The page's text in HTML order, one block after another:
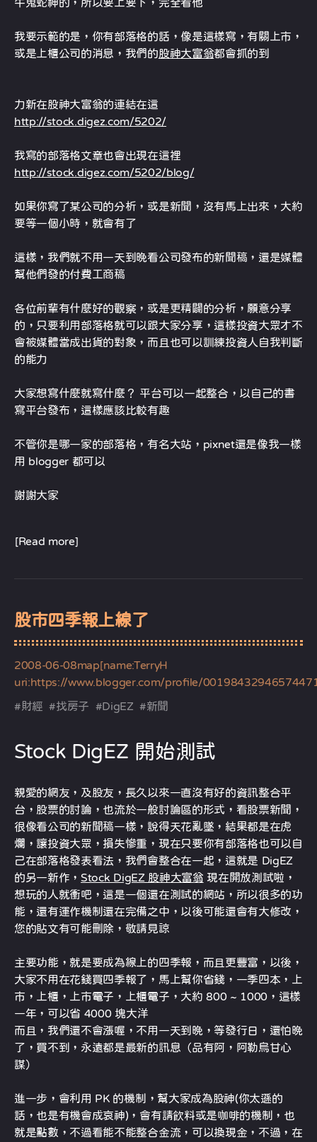
我要示範的是，你有部落格的話，像是這樣寫，有關上市，
或是上櫃公司的消息，我們的股神大富翁都會抓的到
力新在股神大富翁的連結在這
http://stock.digez.com/5202/
我寫的部落格文章也會出現在這裡
http://stock.digez.com/5202/blog/
如果你寫了某公司的分析，或是新聞，沒有馬上出來，大約
要等一個小時，就會有了
這樣，我們就不用一天到晚看公司發布的新聞稿，還是媒體
幫他們發的付費工商稿
各位前輩有什麼好的觀察，或是更精闢的分析，願意分享
的，只要利用部落格就可以跟大家分享，這樣投資大眾才不
會被媒體當成出貨的對象，而且也可以訓練投資人自我判斷
的能力
大家想寫什麼就寫什麼？ 平台可以一起整合，以自己的書
寫平台發布，這樣應該比較有趣
不管你是哪一家的部落格，有名大站，pixnet還是像我一樣
用 blogger 都可以
謝謝大家
[Read more]
股市四季報上線了
2008-06-08map[name:TerryH
uri:https://www.blogger.com/profile/
#財經 #找房子 #DigEZ #新聞
Stock DigEZ 開始測試
親愛的網友，及股友，長久以來一直沒有好的資訊整合平
台，股票的討論，也流於一般討論區的形式，看股票新聞，
很像看公司的新聞稿一樣，說得天花亂墜，結果都是在虎
爛，讓投資大眾，損失慘重，現在只要你有部落格也可以自
己在部落格發表看法，我們會整合在一起，這就是 DigEZ
的另一新作， Stock DigEZ 股神大富翁 現在開放測試啦，
想玩的人就衝吧，這是一個還在測試的網站，所以很多的功
能，還有運作機制還在完備之中，以後可能還會有大修改，
您的貼文有可能刪除，敬請見諒
主要功能，就是要成為線上的四季報，而且更豐富，以後，
大家不用在花錢買四季報了，馬上幫你省錢，一季四本，上
市，上櫃，上市電子，上櫃電子，大約 800 ~ 1000，這樣
一年，可以省 4000 塊大洋
而且，我們還不會漲喔，不用一天到晚，等發行日，還怕晚
了，買不到，永遠都是最新的訊息（品有阿，阿勒烏甘心
謀）
進一步，會利用 PK 的機制，幫大家成為股神(你太遜的
話，也是有機會成哀神)，會有請飲料或是咖啡的機制，也
就是點數，不過看能不能整合金流，可以換現金，不過，在